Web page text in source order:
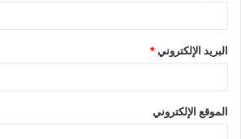
البريد الإلكتروني*
الموقع الإلكتروني